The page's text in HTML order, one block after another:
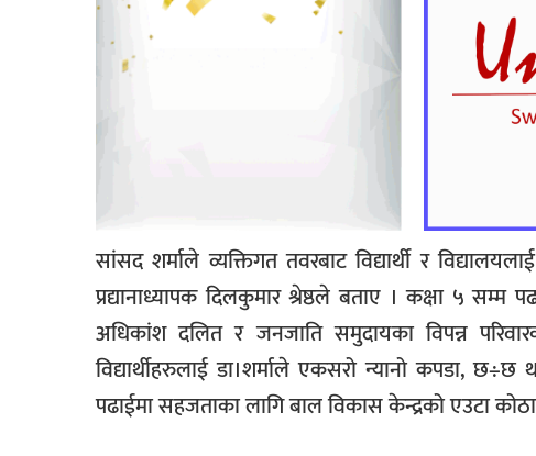
सांसद शर्माले व्यक्तिगत तवरबाट विद्यार्थी र
प्रद्यानाध्यापक दिलकुमार श्रेष्ठले बताए । कक्षा ५ सम्म
अधिकांश दलित र जनजाति समुदायका विपन्न
विद्यार्थीहरुलाई डा।शर्माले एकसरो न्यानो कपडा,
पढाईमा सहजताका लागि बाल विकास केन्द्रको एउटा